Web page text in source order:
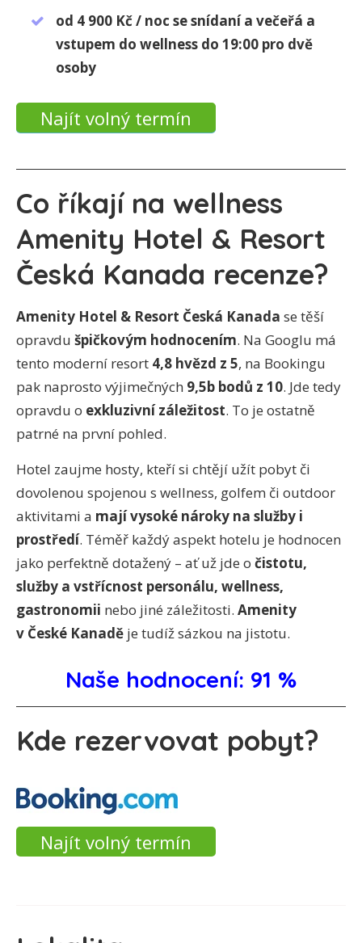
od 4 900 Kč / noc se snídaní a večeřá a
vstupem do wellness do 19:00 pro dvě
osoby
Najít volný termín
Co říkají na wellness
Amenity Hotel & Resort
Česká Kanada recenze?
Amenity Hotel & Resort Česká Kanada se těší
opravdu špičkovým hodnocením. Na Googlu má
tento moderní resort 4,8 hvězd z 5, na Bookingu
pak naprosto výjimečných 9,5b bodů z 10. Jde tedy
opravdu o exkluzivní záležitost. To je ostatně
patrné na první pohled.
Hotel zaujme hosty, kteří si chtějí užít pobyt či
dovolenou spojenou s wellness, golfem či outdoor
aktivitami a mají vysoké nároky na služby i
prostředí. Téměř každý aspekt hotelu je hodnocen
jako perfektně dotažený – ať už jde o čistotu,
služby a vstřícnost personálu, wellness,
gastronomii nebo jiné záležitosti. Amenity
v České Kanadě je tudíž sázkou na jistotu.
Naše hodnocení: 91 %
Kde rezervovat pobyt?
Najít volný termín